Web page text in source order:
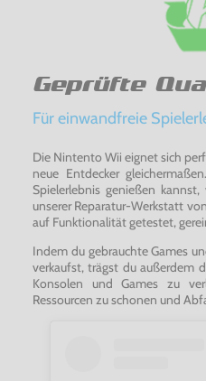
Geprüfte
Für einwandfreie
Die Nintento Wii eignet sich
neue Entdecker
Spielerlebnis genießen
unserer Reparatur-Werkstatt
auf Funktionalität getestet,
Indem du gebrauchte Games
verkaufst, trägst du außerdem
Konsolen und Games zu
Ressourcen zu schonen und